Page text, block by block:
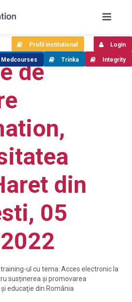
de
din
05
ul cu tema: Acces electronic la
susținerea și promovarea
educaţie din România
Login
Profil institutional
Integrity
Trinka
Medcourses